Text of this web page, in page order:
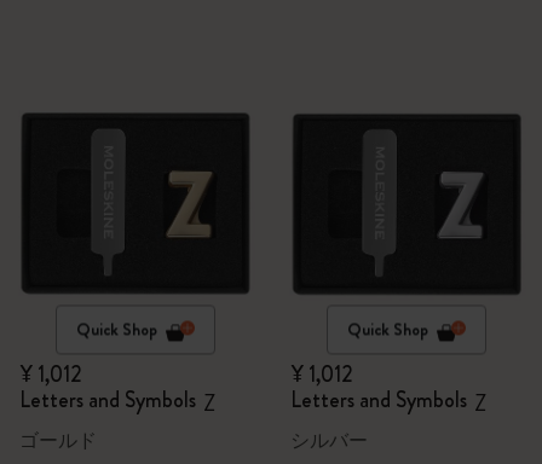
Quick Shop
¥ 1,012
Letters and Symbols Z
ゴールド
Quick Shop
¥ 1,012
Letters and Symbols Z
シルバー